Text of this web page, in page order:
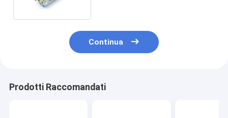
Continua
Prodotti Raccomandati